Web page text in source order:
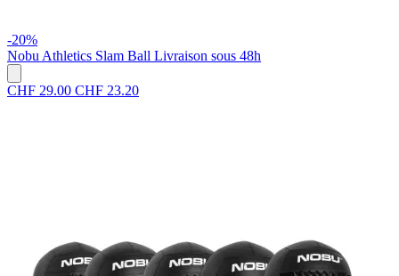
-20%
Nobu Athletics Slam Ball Livraison sous 48h
CHF 29.00 CHF 23.20